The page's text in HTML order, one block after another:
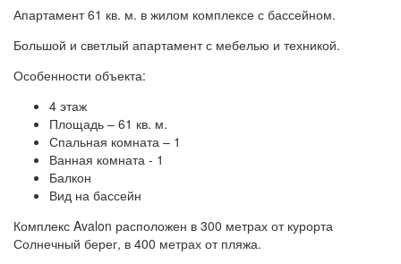
Апартамент 61 кв. м. в жилом комплексе с бассейном.
Большой и светлый апартамент с мебелью и техникой.
Особенности объекта:
4 этаж
Площадь – 61 кв. м.
Спальная комната – 1
Ванная комната - 1
Балкон
Вид на бассейн
Комплекс Avalon расположен в 300 метрах от курорта
Солнечный берег, в 400 метрах от пляжа.